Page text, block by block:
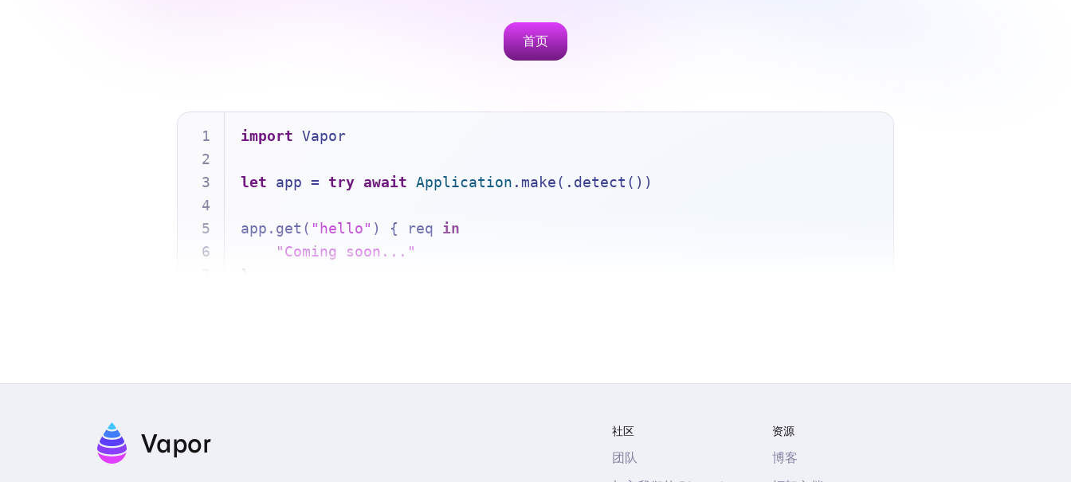
首页
import Vapor
let app = try await Application .make(.detect())
app.get( "hello" ) { req in
"Coming soon..."
}
Vapor 社区
团队
资源
博客